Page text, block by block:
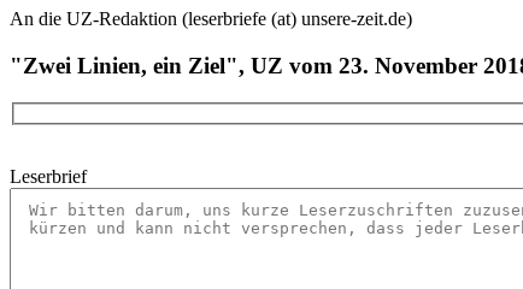
An die UZ-Redaktion (leserbriefe (at) unsere-zeit.de)
"Zwei Linien, ein Ziel", UZ vom 23. November
Leserbrief